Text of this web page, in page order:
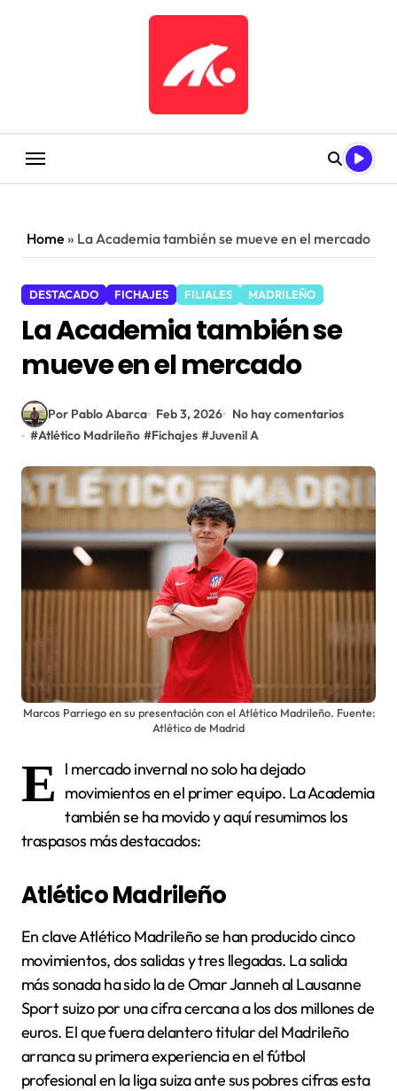
Home » La Academia también se mueve en el mercado
DESTACADO FICHAJES FILIALES MADRILEÑO
La Academia también se
mueve en el mercado
Por Pablo Abarca Feb 3, 2026
No hay comentarios
#Atlético Madrileño #Fichajes #Juvenil A
Marcos Parriego en su presentación con el Atlético Madrileño. Fuente:
Atlético de Madrid
E l mercado invernal no solo ha dejado
movimientos en el primer equipo. La Academia
también se ha movido y aquí resumimos los
traspasos más destacados:
Atlético Madrileño
En clave Atlético Madrileño se han producido cinco
movimientos, dos salidas y tres llegadas. La salida
más sonada ha sido la de Omar Janneh al Lausanne
Sport suizo por una cifra cercana a los dos millones de
euros. El que fuera delantero titular del Madrileño
arranca su primera experiencia en el fútbol
profesional en la liga suiza ante sus pobres cifras esta